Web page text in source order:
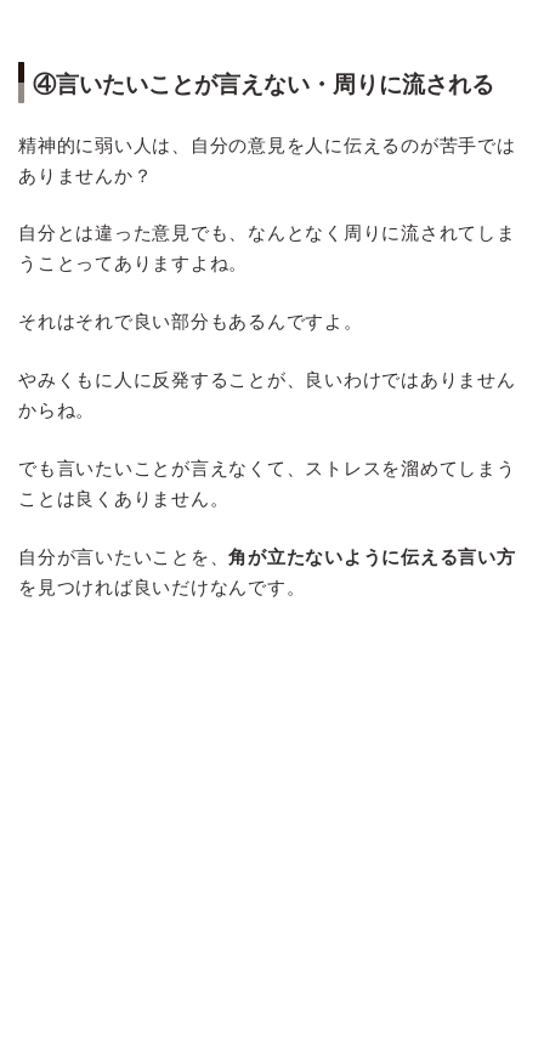
④言いたいことが言えない・周りに流される
精神的に弱い人は、自分の意見を人に伝えるのが苦手では
ありませんか？
自分とは違った意見でも、なんとなく周りに流されてしま
うことってありますよね。
それはそれで良い部分もあるんですよ。
やみくもに人に反発することが、良いわけではありません
からね。
でも言いたいことが言えなくて、ストレスを溜めてしまう
ことは良くありません。
自分が言いたいことを、角が立たないように伝える言い方
を見つければ良いだけなんです。